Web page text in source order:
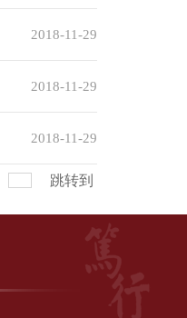
2018-11-29
2018-11-29
2018-11-29
跳转到